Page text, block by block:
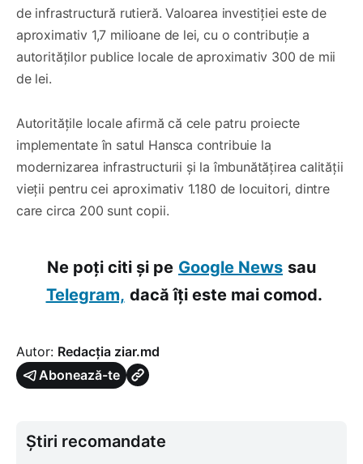
de infrastructură rutieră. Valoarea investiției este de
aproximativ 1,7 milioane de lei, cu o contribuție a
autorităților publice locale de aproximativ 300 de mii
de lei.
Autoritățile locale afirmă că cele patru proiecte
implementate în satul Hansca contribuie la
modernizarea infrastructurii și la îmbunătățirea calității
vieții pentru cei aproximativ 1.180 de locuitori, dintre
care circa 200 sunt copii.
Ne poți citi și pe Google News sau
Telegram, dacă îți este mai comod.
Autor: Redacția ziar.md
Abonează-te
Știri recomandate